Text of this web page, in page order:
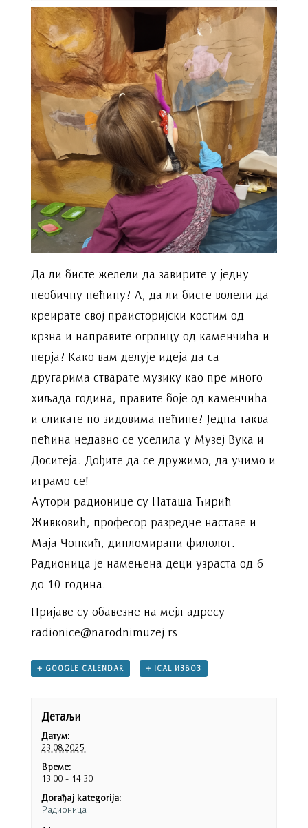
Да ли бисте желели да завирите у једну
необичну пећину? А, да ли бисте волели да
креирате свој праисторијски костим од
крзна и направите огрлицу од каменчића и
перја? Како вам делује идеја да са
другарима стварате музику као пре много
хиљада година, правите боје од каменчића
и сликате по зидовима пећине? Једна таква
пећина недавно се уселила у Музеј Вука и
Доситеја. Дођите да се дружимо, да учимо и
играмо се!
Аутори радионице су Наташа Ћирић
Живковић, професор разредне наставе и
Маја Чонкић, дипломирани филолог.
Радионица је намењена деци узраста од 6
до 10 година.
Пријаве су обавезне на мејл адресу
radionice@narodnimuzej.rs
+ GOOGLE CALENDAR + ICAL ИЗВОЗ
Детаљи
Датум:
23.08.2025.
Време:
13:00 - 14:30
Догађај kategorija:
Радионица